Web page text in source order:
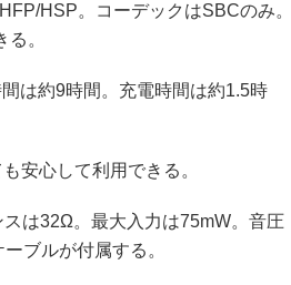
HSP。コーデックはSBCのみ。
。
は約9時間。充電時間は約1.5時
安心して利用できる。
は32Ω。最大入力は75mW。音圧
ブルが付属する。